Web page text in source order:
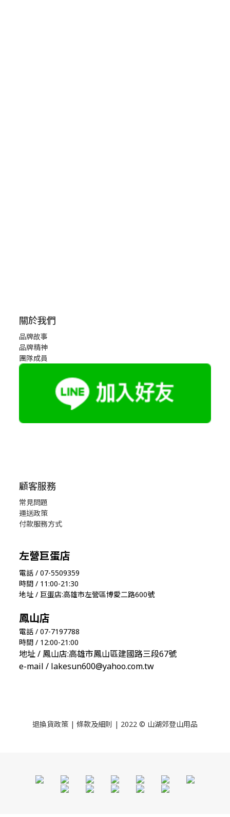
關於我們
品牌故事
品牌精神
團隊成員
顧客服務
常見問題
運送政策
付款服務方式
左營巨蛋店
電話 / 07-5509359
時間 / 11:00-21:30
地址 / 巨蛋店:高雄市左營區博愛二路600號
鳳山店
電話 / 07-7197788
時間 / 12:00-21:00
地址 / 鳳山店:高雄市鳳山區建國路三段67號
e-mail / lakesun600@yahoo.com.tw
退換貨政策 | 條款及細則 | 2022 © 山湖郊登山用品